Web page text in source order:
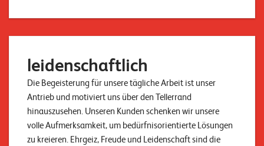
leidenschaftlich
Die Begeisterung für unsere tägliche Arbeit ist unser
Antrieb und motiviert uns über den Tellerrand
hinauszusehen. Unseren Kunden schenken wir unsere
volle Aufmerksamkeit, um bedürfnisorientierte Lösungen
zu kreieren. Ehrgeiz, Freude und Leidenschaft sind die